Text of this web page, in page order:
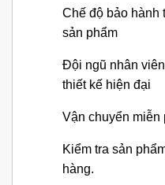
Chế độ bảo hành
sản phẩm
Đội ngũ nhân
thiết kế hiện đại
Vận chuyển miễn
Kiểm tra sản
hàng.